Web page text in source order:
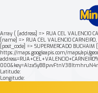
Array ( [address] => RUA CEL VALENCIO
[name] => RUA CEL VALENCIO
[post_code] => SUPERMERCADO
https://maps.googleapis.com/maps/api/
Latitude:
Longitude:
Mais buscados: Produtos
Nossa história